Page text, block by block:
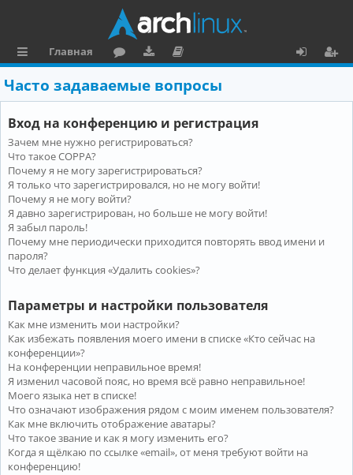
ы
л
к
и
Главная
ру
м
ру
зк
и
ку
м
е
н
та
ц
и
я
о
и
Часто задаваемые вопросы
Вход на конференцию и регистрация
Зачем мне нужно регистрироваться?
Что такое COPPA?
Почему я не могу зарегистрироваться?
Я только что зарегистрировался, но не могу войти!
Почему я не могу войти?
Я давно зарегистрирован, но больше не могу войти!
Я забыл пароль!
Почему мне периодически приходится повторять ввод имени и
пароля?
Что делает функция «Удалить cookies»?
Параметры и настройки пользователя
Как мне изменить мои настройки?
Как избежать появления моего имени в списке «Кто сейчас на
конференции»?
На конференции неправильное время!
Я изменил часовой пояс, но время всё равно неправильное!
Моего языка нет в списке!
Что означают изображения рядом с моим именем пользователя?
Как мне включить отображение аватары?
Что такое звание и как я могу изменить его?
Когда я щёлкаю по ссылке «email», от меня требуют войти на
конференцию!